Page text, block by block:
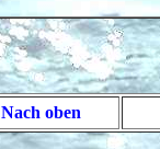
Nach oben